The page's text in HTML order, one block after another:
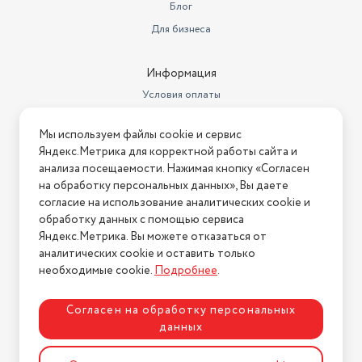
Блог
Для бизнеса
Информация
Условия оплаты
Условия возврата
Нашли ошибку на сайте? Напишите нам
2026 © Интернет-магазин "АстМаркет". У нас есть всё!
Политика конфиденциальности
Разработка сайтаASTDESIGN
Мы используем файлы cookie и сервис
Яндекс.Метрика для корректной работы сайта и
анализа посещаемости. Нажимая кнопку «Согласен
на обработку персональных данных», Вы даете
согласие на использование аналитических cookie и
обработку данных с помощью сервиса
Яндекс.Метрика. Вы можете отказаться от
аналитических cookie и оставить только
необходимые cookie.Подробнее.
Согласен на обработку персональных
данных